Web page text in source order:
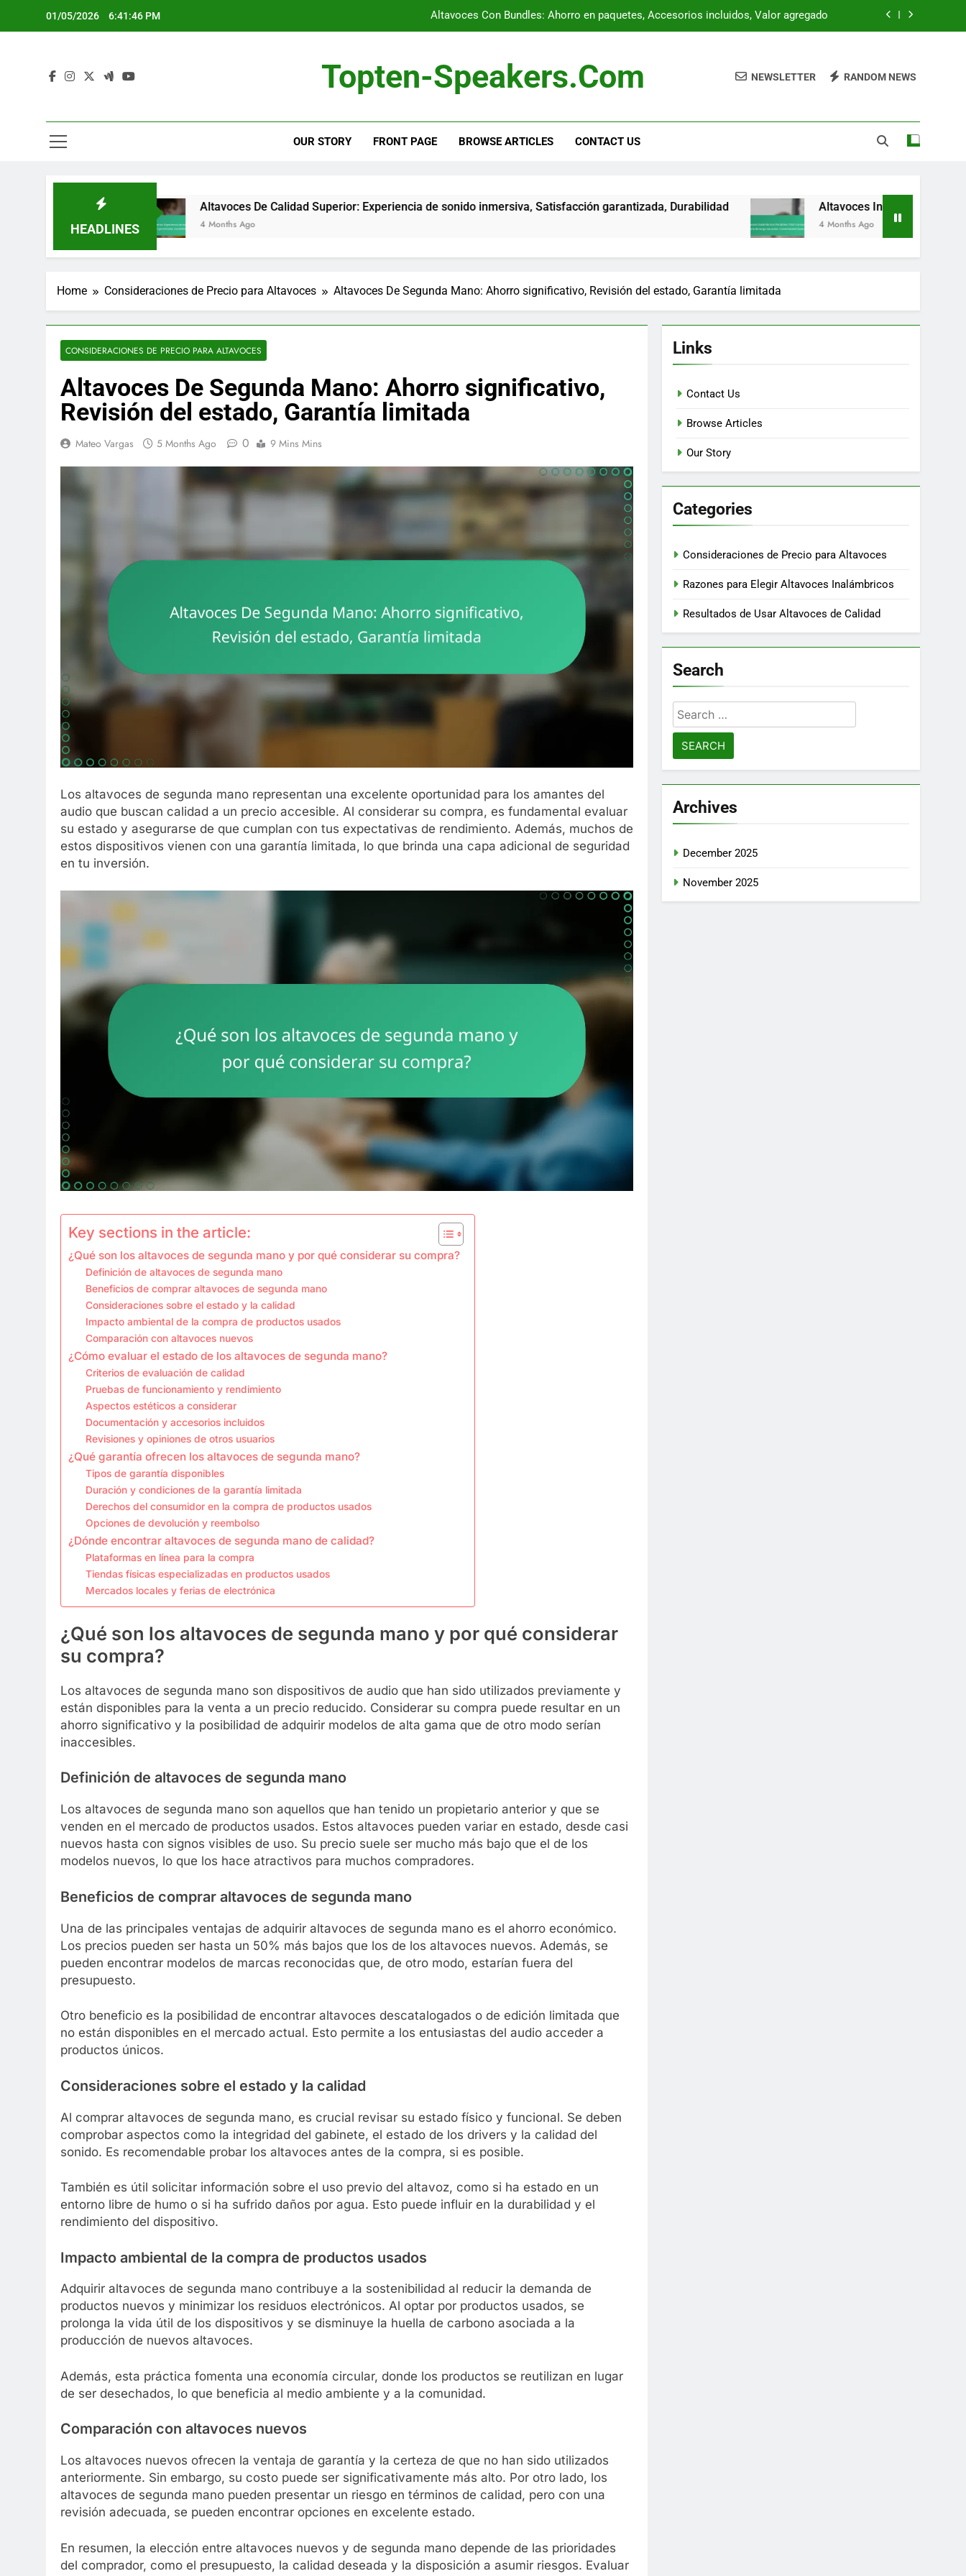
01/05/2026 6:41:47 PM Altavoces Con Bundles: Ahorro en paquetes, Accesorios incluidos, Valor agregado
Altavoces Para Cine En Casa: Sonido envolvente, Mejora de la experiencia visual, Configuración sencilla
Altavoces Con Bundles: Ahorro en paquetes, Accesorios incluidos, Valor agregado
Topten-Speakers.com NEWSLETTER RANDOM NEWS
OUR STORY FRONT PAGE BROWSE ARTICLES CONTACT US
HEADLINES
Altavoces De Calidad Superior: Experiencia de sonido inmersiva, Satisfacción garantizada, Durabilidad
4 Months Ago
Altavoces Inalámbricos Portátiles: Fácil
4 Months Ago
Home Consideraciones de Precio para Altavoces Altavoces De Segunda Mano: Ahorro significativo, Revisión del estado, Garantía limitada
CONSIDERACIONES DE PRECIO PARA ALTAVOCES
Altavoces De Segunda Mano: Ahorro significativo,
Revisión del estado, Garantía limitada
Mateo Vargas 5 Months Ago 0 9 Mins Mins
Los altavoces de segunda mano representan una excelente oportunidad para los amantes del
audio que buscan calidad a un precio accesible. Al considerar su compra, es fundamental evaluar
su estado y asegurarse de que cumplan con tus expectativas de rendimiento. Además, muchos de
estos dispositivos vienen con una garantía limitada, lo que brinda una capa adicional de seguridad
en tu inversión.
Key sections in the article:
¿Qué son los altavoces de segunda mano y por qué considerar su compra?
Definición de altavoces de segunda mano
Beneficios de comprar altavoces de segunda mano
Consideraciones sobre el estado y la calidad
Impacto ambiental de la compra de productos usados
Comparación con altavoces nuevos
¿Cómo evaluar el estado de los altavoces de segunda mano?
Criterios de evaluación de calidad
Pruebas de funcionamiento y rendimiento
Aspectos estéticos a considerar
Documentación y accesorios incluidos
Revisiones y opiniones de otros usuarios
¿Qué garantía ofrecen los altavoces de segunda mano?
Tipos de garantía disponibles
Duración y condiciones de la garantía limitada
Derechos del consumidor en la compra de productos usados
Opciones de devolución y reembolso
¿Dónde encontrar altavoces de segunda mano de calidad?
Plataformas en línea para la compra
Tiendas físicas especializadas en productos usados
Mercados locales y ferias de electrónica
¿Qué son los altavoces de segunda mano y por qué considerar
su compra?
Los altavoces de segunda mano son dispositivos de audio que han sido utilizados previamente y
están disponibles para la venta a un precio reducido. Considerar su compra puede resultar en un
ahorro significativo y la posibilidad de adquirir modelos de alta gama que de otro modo serían
inaccesibles.
Definición de altavoces de segunda mano
Los altavoces de segunda mano son aquellos que han tenido un propietario anterior y que se
venden en el mercado de productos usados. Estos altavoces pueden variar en estado, desde casi
nuevos hasta con signos visibles de uso. Su precio suele ser mucho más bajo que el de los
modelos nuevos, lo que los hace atractivos para muchos compradores.
Beneficios de comprar altavoces de segunda mano
Una de las principales ventajas de adquirir altavoces de segunda mano es el ahorro económico.
Los precios pueden ser hasta un 50% más bajos que los de los altavoces nuevos. Además, se
pueden encontrar modelos de marcas reconocidas que, de otro modo, estarían fuera del
presupuesto.
Otro beneficio es la posibilidad de encontrar altavoces descatalogados o de edición limitada que
no están disponibles en el mercado actual. Esto permite a los entusiastas del audio acceder a
productos únicos.
Consideraciones sobre el estado y la calidad
Al comprar altavoces de segunda mano, es crucial revisar su estado físico y funcional. Se deben
comprobar aspectos como la integridad del gabinete, el estado de los drivers y la calidad del
sonido. Es recomendable probar los altavoces antes de la compra, si es posible.
También es útil solicitar información sobre el uso previo del altavoz, como si ha estado en un
entorno libre de humo o si ha sufrido daños por agua. Esto puede influir en la durabilidad y el
rendimiento del dispositivo.
Impacto ambiental de la compra de productos usados
Adquirir altavoces de segunda mano contribuye a la sostenibilidad al reducir la demanda de
productos nuevos y minimizar los residuos electrónicos. Al optar por productos usados, se
prolonga la vida útil de los dispositivos y se disminuye la huella de carbono asociada a la
producción de nuevos altavoces.
Además, esta práctica fomenta una economía circular, donde los productos se reutilizan en lugar
de ser desechados, lo que beneficia al medio ambiente y a la comunidad.
Comparación con altavoces nuevos
Los altavoces nuevos ofrecen la ventaja de garantía y la certeza de que no han sido utilizados
anteriormente. Sin embargo, su costo puede ser significativamente más alto. Por otro lado, los
altavoces de segunda mano pueden presentar un riesgo en términos de calidad, pero con una
revisión adecuada, se pueden encontrar opciones en excelente estado.
En resumen, la elección entre altavoces nuevos y de segunda mano depende de las prioridades
del comprador, como el presupuesto, la calidad deseada y la disposición a asumir riesgos. Evaluar
Links
Contact Us
Browse Articles
Our Story
Categories
Consideraciones de Precio para Altavoces
Razones para Elegir Altavoces Inalámbricos
Resultados de Usar Altavoces de Calidad
Search
Search
for:
Archives
December 2025
November 2025